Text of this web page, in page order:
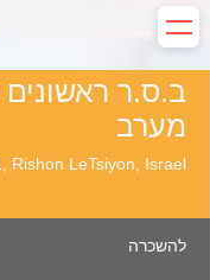
ב.ס.ר ראשונים
מערב
Rishon LeTsiyon, Israel
להשכרה